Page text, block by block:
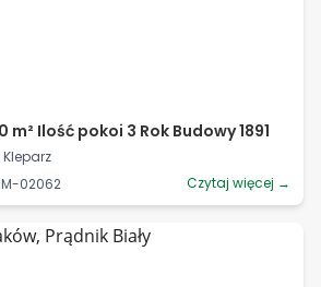
Ilość pokoi 3 Rok Budowy 1891
02062
Czytaj więcej →